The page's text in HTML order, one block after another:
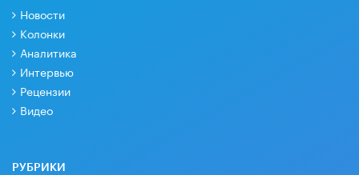
Новости
Колонки
Аналитика
Интервью
Рецензии
Видео
РУБРИКИ